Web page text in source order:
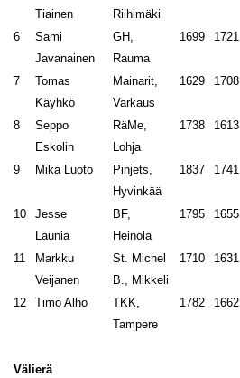
Tiainen
Riihimäki
6
Sami
Javanainen
GH,
Rauma
1699 1721
7
Tomas
Käyhkö
Mainarit,
Varkaus
1629 1708
8
Seppo
Eskolin
RäMe,
Lohja
1738 1613
9 Mika Luoto
Pinjets,
Hyvinkää
1837 1741
10
Jesse
Launia
BF,
Heinola
1795 1655
11
Markku
Veijanen
St. Michel
B., Mikkeli
1710 1631
12 Timo Alho
TKK,
Tampere
1782 1662
Välierä